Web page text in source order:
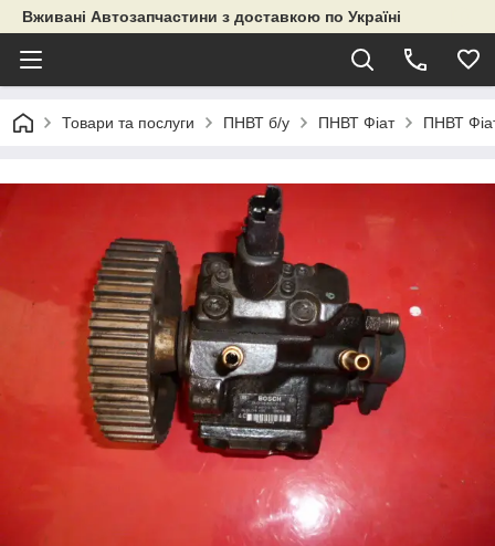
Вживані Автозапчастини з доставкою по Україні
Товари та послуги ПНВТ б/у ПНВТ Фіат ПНВТ